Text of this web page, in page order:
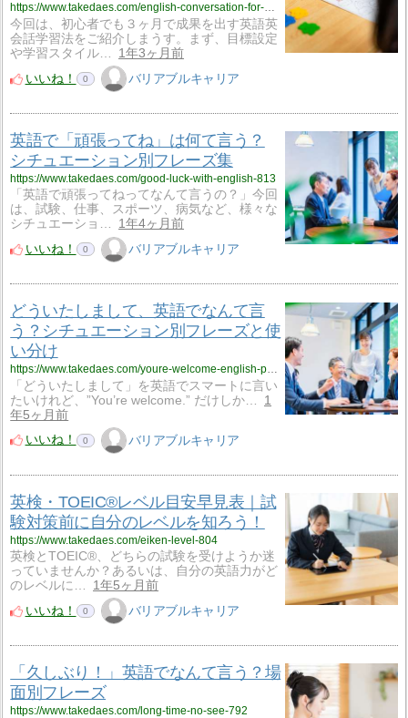
https://www.takedaes.com/english-conversation-for-beginners-820
今回は、初心者でも３ヶ月で成果を出す英語英
会話学習法をご紹介しまうす。まず、目標設定
や学習スタイル…
1年3ヶ月前
いいね！
0 バリアブルキャリア
英語で「頑張ってね」は何て言う？
シチュエーション別フレーズ集
https://www.takedaes.com/good-luck-with-english-813
「英語で頑張ってねってなんて言うの？」今回
は、試験、仕事、スポーツ、病気など、様々な
シチュエーショ…
1年4ヶ月前
いいね！
0 バリアブルキャリア
どういたしまして、英語でなんて言
う？シチュエーション別フレーズと使
い分け
https://www.takedaes.com/youre-welcome-english-phrases-798
「どういたしまして」を英語でスマートに言い
たいけれど、”You’re welcome.” だけしか…
1
年5ヶ月前
いいね！
0 バリアブルキャリア
英検・TOEIC®レベル目安早見表｜試
験対策前に自分のレベルを知ろう！
https://www.takedaes.com/eiken-level-804
英検とTOEIC®、どちらの試験を受けようか迷
っていませんか？あるいは、自分の英語力がど
のレベルに…
1年5ヶ月前
いいね！
0 バリアブルキャリア
「久しぶり！」英語でなんて言う？場
面別フレーズ
https://www.takedaes.com/long-time-no-see-792